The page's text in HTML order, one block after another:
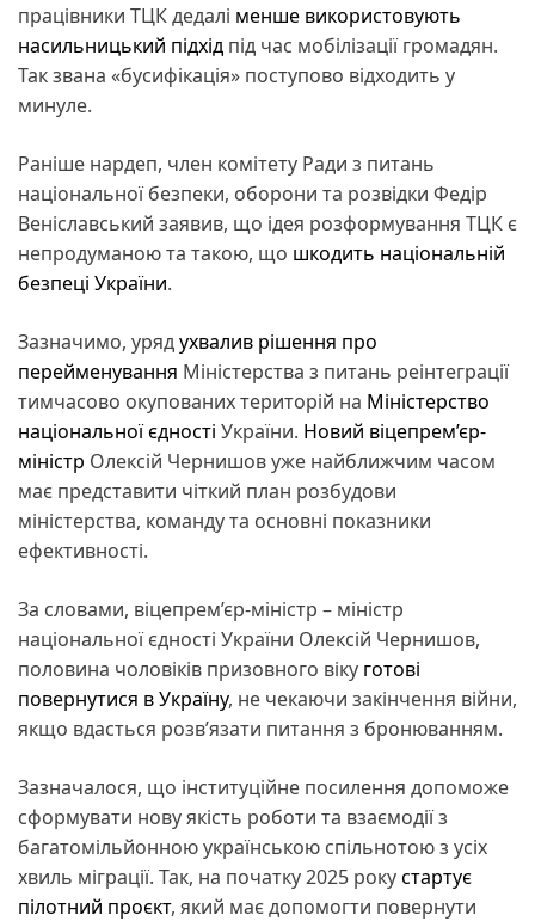
працівники ТЦК дедалі менше використовують
насильницький підхід під час мобілізації громадян.
Так звана «бусифікація» поступово відходить у
минуле.
Раніше нардеп, член комітету Ради з питань
національної безпеки, оборони та розвідки Федір
Веніславський заявив, що ідея розформування ТЦК є
непродуманою та такою, що шкодить національній
безпеці України.
Зазначимо, урядухвалив рішення про
перейменування Міністерства з питань реінтеграції
тимчасово окупованих територій на Міністерство
національної єдності України. Новий віцепрем’єр-
міністр Олексій Чернишов уже найближчим часом
має представити чіткий план розбудови
міністерства, команду та основні показники
ефективності.
За словами, віцепрем’єр-міністр – міністр
національної єдності України Олексій Чернишов,
половина чоловіків призовного віку готові
повернутися в Україну, не чекаючи закінчення війни,
якщо вдасться розв’язати питання з бронюванням.
Зазначалося, що інституційне посилення допоможе
сформувати нову якість роботи та взаємодії з
багатомільйонною українською спільнотою з усіх
хвиль міграції. Так, на початку 2025 рокустартує
пілотний проєкт, який має допомогти повернути